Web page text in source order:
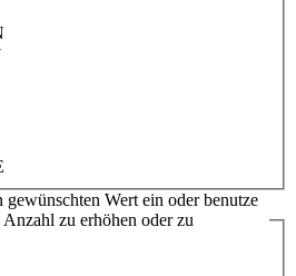
Wert ein oder benutze
zu erhöhen oder zu